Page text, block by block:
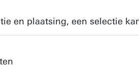
en plaatsing, een selectie